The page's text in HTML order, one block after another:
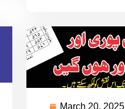
March 20, 2025